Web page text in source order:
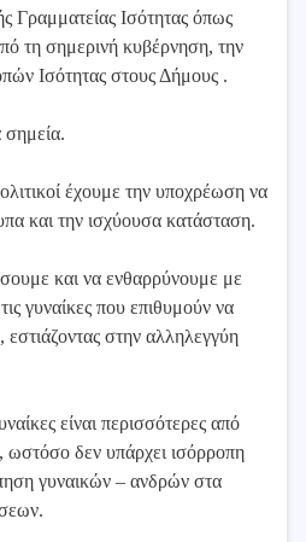
Γραμματείας Ισότητας όπως
τη σημερινή κυβέρνηση, την
Ισότητας στους Δήμους .
έχουμε την υποχρέωση να
και την ισχύουσα κατάσταση.
και να ενθαρρύνουμε με
γυναίκες που επιθυμούν να
στην αλληλεγγύη
είναι περισσότερες από
δεν υπάρχει ισόρροπη
γυναικών – ανδρών στα